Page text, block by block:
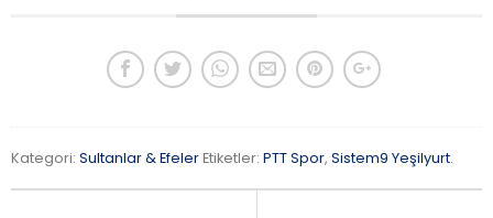
Kategori: Sultanlar & EfelerEtiketler: PTT Spor, Sistem9 Yeşilyurt.